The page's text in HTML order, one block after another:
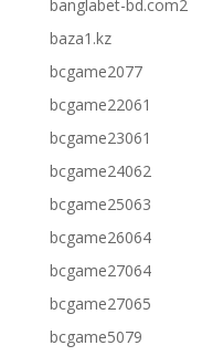
banglabet-bd.com2
baza1.kz
bcgame2077
bcgame22061
bcgame23061
bcgame24062
bcgame25063
bcgame26064
bcgame27064
bcgame27065
bcgame5079